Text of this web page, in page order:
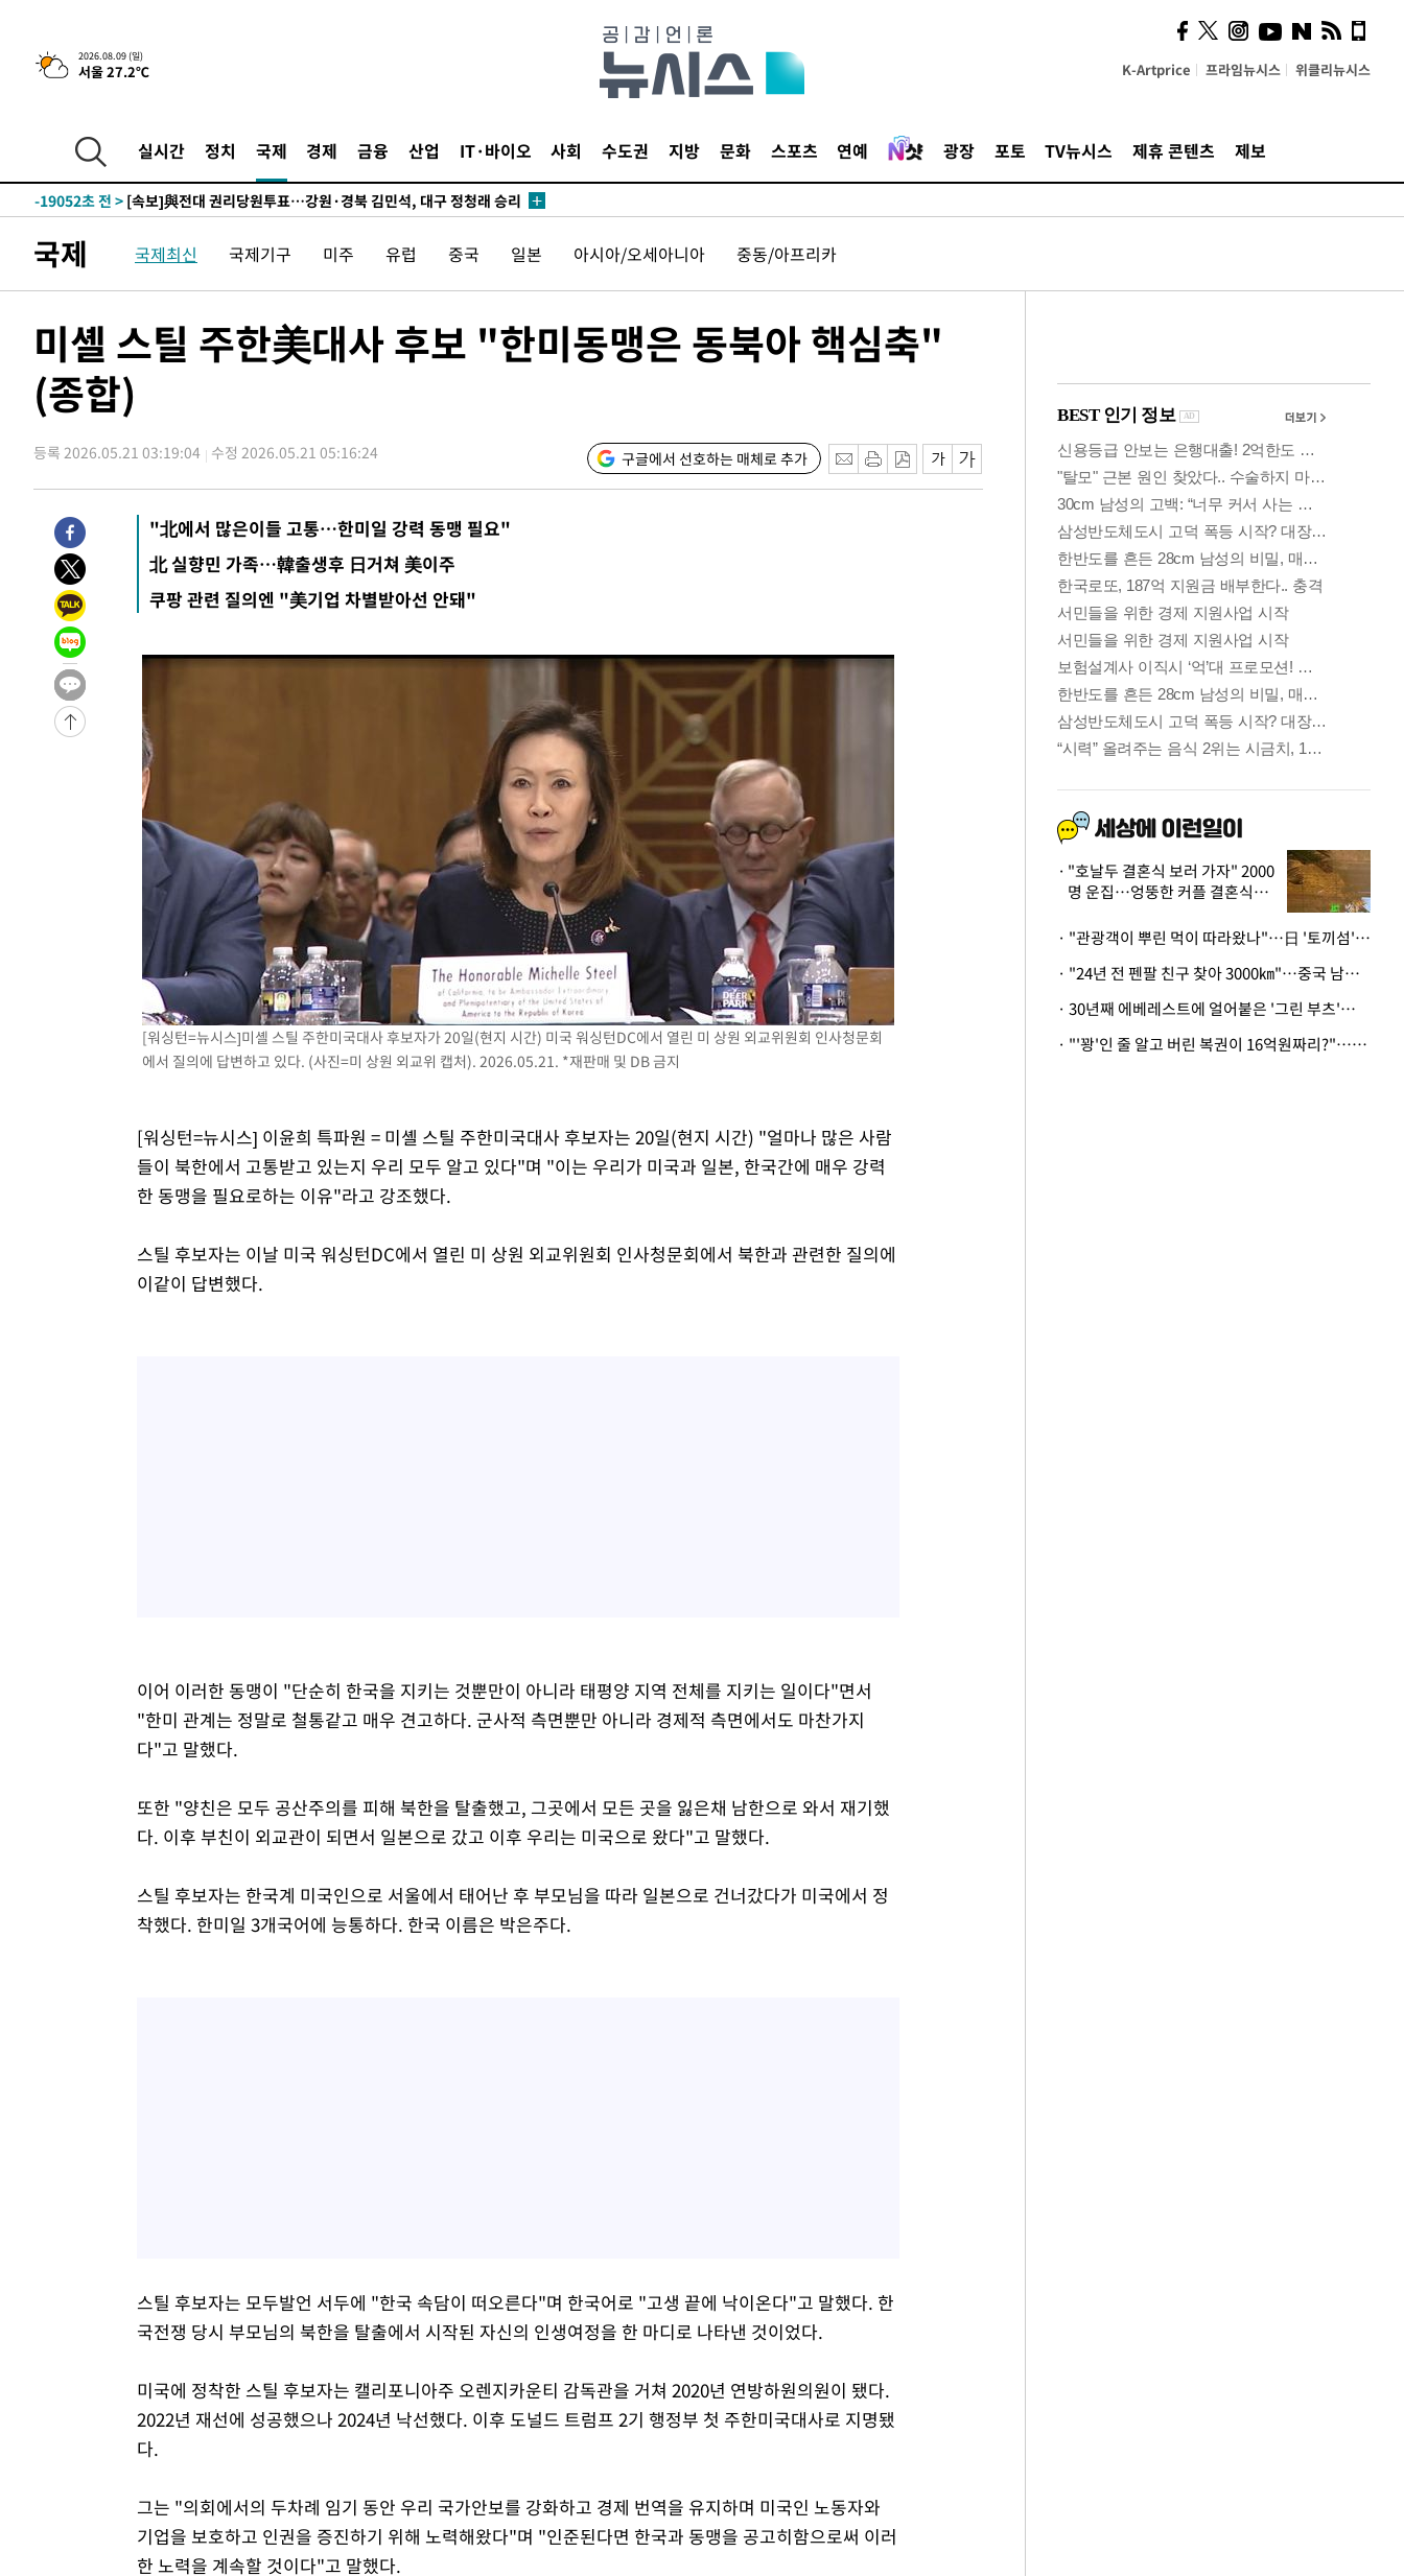
2026.08.09 (일)
서울 27.2℃ K-Artprice 프라임뉴시스 위클리뉴시스
실시간 정치 국제 경제 금융 산업 IT·바이오 사회 수도권 지방 문화 스포츠 연예 광장 포토 TV뉴시스 제휴 콘텐츠 제보
-24906초 전 >이강인 ATM 입단식에 '상암벌 들썩'…"세계적인 선수 되길"
-23902초 전 > 태풍 돌핀, 중 저장성 타이저우시 해안에 상륙 (1보)
-19878초 전 >
[속보]與 강원·TK 당원투표 합산 김민석 48.54%로 승리…정청래
44.40%
-19212초 전 >
44.53%
-19052초 전 > [속보]與전대 권리당원투표…강원·경북 김민석, 대구 정청래 승리
45.71%
-18761초 전 >
[속보]與 당대표 경선, 대구 권리당원 투표 정청래 47.82%·김민석
-18558초 전 >[속보]與 당대표 경선, 강원 권리당원 투표 김민석 승리…50.30%
-9118초 전 >
[속보]장은수, KLPGA 제주삼다수 역전 우승…데뷔 10년 차에 첫 정
상
-4483초 전 >"얼마나 더웠으면"…안동 물길공원서 헤엄친 구렁이 '소동'
-4410초 전 >손흥민, 68분 뛰고 2경기 침묵…LAFC, 톨루카에 1-0 승리(종합)
-2434초 전 >이강인, 오늘 서울서 AT마드리드 입단식…'전례 없는 특급대우'
2시간 전 >'여긴 20도, 저긴 50도'…열화상 카메라로 본 폭염 저감시설 '온도차'
3시간 전 >
콜롬비아 신임 우파 대통령 취임 하루만에 차량폭탄 폭발 사건
-30764초 전 >
'AT마드리드 7번' 이강인, 맨시티 상대로 비공식 데뷔전
-30266초 전 >
[속보]'AT마드리드 7번' 이강인, 맨시티 상대로 비공식 데뷔전
-28330초 전 >
네타냐후, 트럼프의 가자 평화 2차 15개조 평화안 '거부'
-24926초 전 >
-23922초 전 >
태풍 돌핀, 중 저장성 타이저우시 해안에 상륙 (1보)
-21268초 전 >
-19898초 전 >
[속보]與 강원·TK 당원투표 합산 김민석 48.54%로 승리…정청래
與 강원·TK 당원투표 합산 김민석 46.01%로 승리…정청래
[속보]與전대 권리당원투표…강원·경북 김민석, 대구 정청래 승리
[속보]與 당대표 경선, 경북 권리당원 투표 김민석 47.37%·정청래
[속보]與 당대표 경선, 대구 권리당원 투표 정청래 47.82%·김민석
[속보]與 당대표 경선, 강원 권리당원 투표 김민석 승리…50.30%
"일본축구협회, 대한축구협회 성 접대 의혹 심판 조사"
[속보]장은수, KLPGA 제주삼다수 역전 우승…데뷔 10년 차에 첫 정
"얼마나 더웠으면"…안동 물길공원서 헤엄친 구렁이 '소동'
손흥민, 68분 뛰고 2경기 침묵…LAFC, 톨루카에 1-0 승리(종합)
'2경기 연속 침묵' 손흥민, 톨루카전 68분만 뛰고 슈팅 0개
이강인, 오늘 서울서 AT마드리드 입단식…'전례 없는 특급대우'
국제 국제최신 국제기구 미주 유럽 중국 일본 아시아/오세아니아 중동/아프리카
미셸 스틸 주한美대사 후보 "한미동맹은 동북아 핵심축"
(종합)
등록 2026.05.21 03:19:04 수정 2026.05.21 05:16:24 구글에서 선호하는 매체로 추가
"北에서 많은이들 고통…한미일 강력 동맹 필요"
北 실향민 가족…韓출생후 日거쳐 美이주
쿠팡 관련 질의엔 "美기업 차별받아선 안돼"
[워싱턴=뉴시스]미셸 스틸 주한미국대사 후보자가 20일(현지 시간) 미국 워싱턴DC에서 열린 미 상원 외교위원회 인사청문회
에서 질의에 답변하고 있다. (사진=미 상원 외교위 캡처). 2026.05.21. *재판매 및 DB 금지
[워싱턴=뉴시스] 이윤희 특파원 = 미셸 스틸 주한미국대사 후보자는 20일(현지 시간) "얼마나 많은 사람
들이 북한에서 고통받고 있는지 우리 모두 알고 있다"며 "이는 우리가 미국과 일본, 한국간에 매우 강력
한 동맹을 필요로하는 이유"라고 강조했다.
스틸 후보자는 이날 미국 워싱턴DC에서 열린 미 상원 외교위원회 인사청문회에서 북한과 관련한 질의에
이같이 답변했다.
이어 이러한 동맹이 "단순히 한국을 지키는 것뿐만이 아니라 태평양 지역 전체를 지키는 일이다"면서
"한미 관계는 정말로 철통같고 매우 견고하다. 군사적 측면뿐만 아니라 경제적 측면에서도 마찬가지
다"고 말했다.
또한 "양친은 모두 공산주의를 피해 북한을 탈출했고, 그곳에서 모든 곳을 잃은채 남한으로 와서 재기했
다. 이후 부친이 외교관이 되면서 일본으로 갔고 이후 우리는 미국으로 왔다"고 말했다.
스틸 후보자는 한국계 미국인으로 서울에서 태어난 후 부모님을 따라 일본으로 건너갔다가 미국에서 정
착했다. 한미일 3개국어에 능통하다. 한국 이름은 박은주다.
스틸 후보자는 모두발언 서두에 "한국 속담이 떠오른다"며 한국어로 "고생 끝에 낙이온다"고 말했다. 한
국전쟁 당시 부모님의 북한을 탈출에서 시작된 자신의 인생여정을 한 마디로 나타낸 것이었다.
미국에 정착한 스틸 후보자는 캘리포니아주 오렌지카운티 감독관을 거쳐 2020년 연방하원의원이 됐다.
2022년 재선에 성공했으나 2024년 낙선했다. 이후 도널드 트럼프 2기 행정부 첫 주한미국대사로 지명됐
다.
그는 "의회에서의 두차례 임기 동안 우리 국가안보를 강화하고 경제 번역을 유지하며 미국인 노동자와
기업을 보호하고 인권을 증진하기 위해 노력해왔다"며 "인준된다면 한국과 동맹을 공고히함으로써 이러
한 노력을 계속할 것이다"고 말했다.
사이 해답 찾았죠"…알을
깨고 나온 '초자아'
"호날두 결혼식 보러 가자" 2000
명 운집…엉뚱한 커플 결혼식에
· "관광객이 뿌린 먹이 따라왔나"…日 '토끼섬' 멧돼지, 토끼까지 사냥
· "24년 전 펜팔 친구 찾아 3000㎞"…중국 남성 사연에 '뭉클'
· 30년째 에베레스트에 얼어붙은 '그린 부츠'…드디어 가족 품으로
· "'꽝'인 줄 알고 버린 복권이 16억원짜리?"…극적으로 되찾은 사연